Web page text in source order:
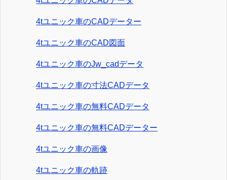
4tユニック車のCADデーター
4tユニック車のCAD図面
4tユニック車のJw_cadデータ
4tユニック車の寸法CADデータ
4tユニック車の無料CADデータ
4tユニック車の無料CADデーター
4tユニック車の画像
4tユニック車の軌跡